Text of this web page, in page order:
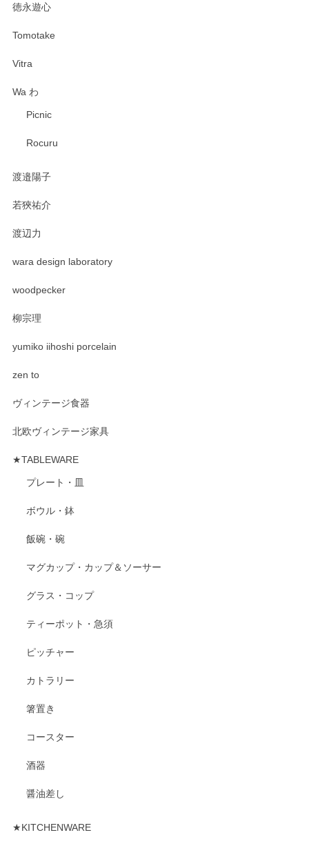
徳永遊心
Tomotake
Vitra
Wa わ
Picnic
Rocuru
渡邉陽子
若狹祐介
渡辺力
wara design laboratory
woodpecker
柳宗理
yumiko iihoshi porcelain
zen to
ヴィンテージ食器
北欧ヴィンテージ家具
★TABLEWARE
プレート・皿
ボウル・鉢
飯碗・碗
マグカップ・カップ＆ソーサー
グラス・コップ
ティーポット・急須
ピッチャー
カトラリー
箸置き
コースター
酒器
醤油差し
★KITCHENWARE